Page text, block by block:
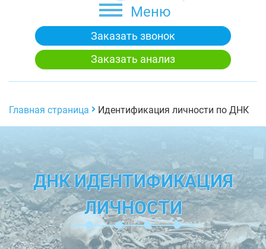
Меню
Заказать звонок
Заказать анализ
Главная страница Идентификация личности по ДНК
ДНК ИДЕНТИФИКАЦИЯ
ЛИЧНОСТИ